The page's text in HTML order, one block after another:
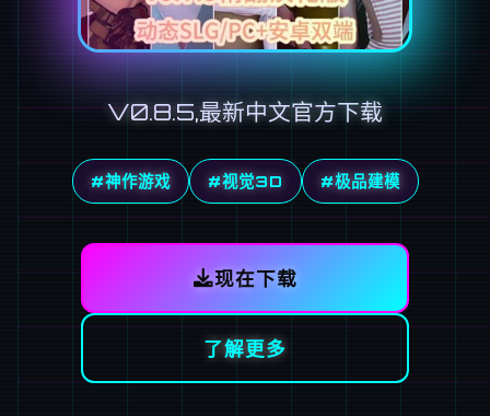
V0.8.5,最新中文官方下载
#神作游戏 #视觉3D #极品建模
现在下载
了解更多